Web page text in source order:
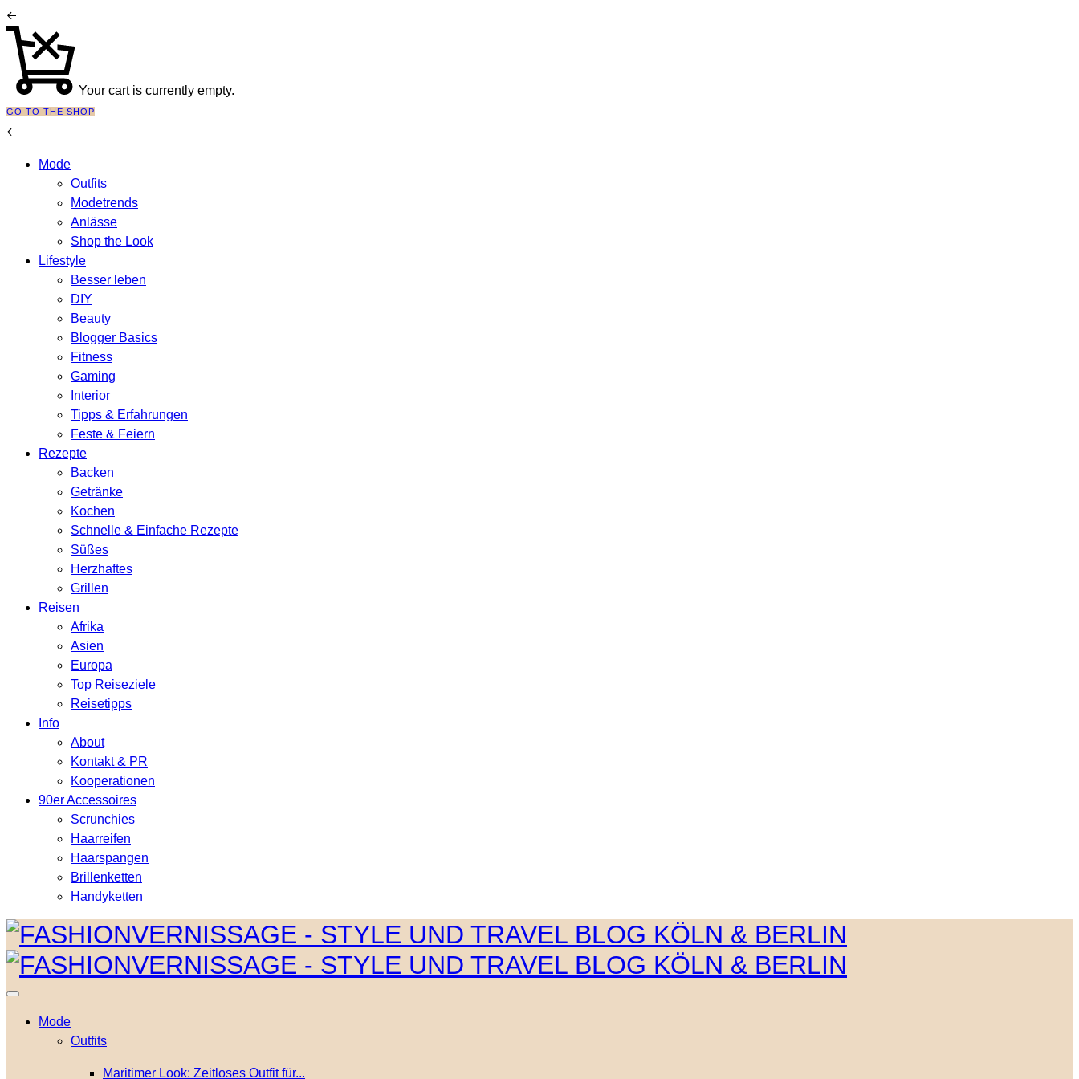
Your cart is currently empty.
GO TO THE SHOP
Mode
Outfits
Modetrends
Anlässe
Shop the Look
Lifestyle
Besser leben
DIY
Beauty
Blogger Basics
Fitness
Gaming
Interior
Tipps & Erfahrungen
Feste & Feiern
Rezepte
Backen
Getränke
Kochen
Schnelle & Einfache Rezepte
Süßes
Herzhaftes
Grillen
Reisen
Afrika
Asien
Europa
Top Reiseziele
Reisetipps
Info
About
Kontakt & PR
Kooperationen
90er Accessoires
Scrunchies
Haarreifen
Haarspangen
Brillenketten
Handyketten
Mode
Outfits
Maritimer Look: Zeitloses Outfit für...